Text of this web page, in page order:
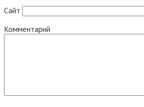
Сайт
Комментарий